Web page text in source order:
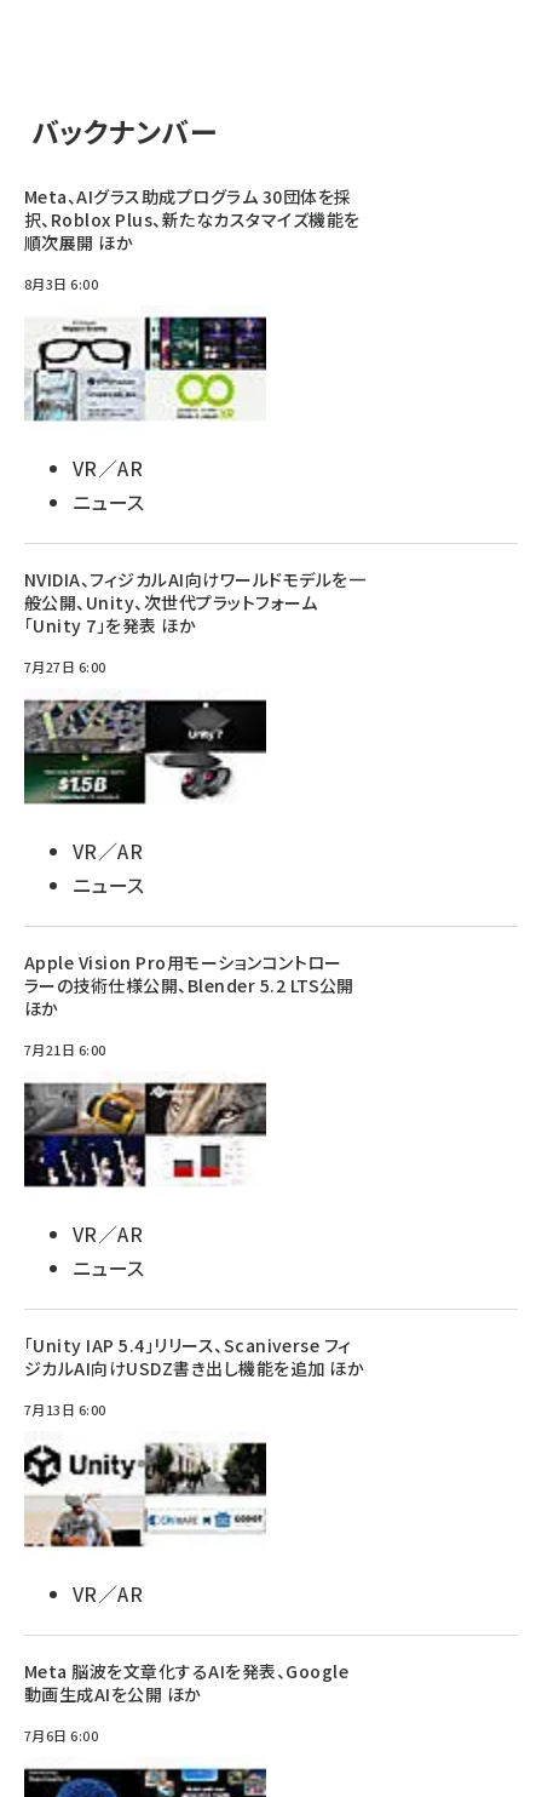
バックナンバー
Meta、AIグラス助成プログラム 30団体を採
択、Roblox Plus、新たなカスタマイズ機能を
順次展開 ほか
8月3日 6:00
VR／AR
ニュース
NVIDIA、フィジカルAI向けワールドモデルを一
般公開、Unity、次世代プラットフォーム
「Unity 7」を発表 ほか
7月27日 6:00
VR／AR
ニュース
Apple Vision Pro用モーションコントロー
ラーの技術仕様公開、Blender 5.2 LTS公開
ほか
7月21日 6:00
VR／AR
ニュース
「Unity IAP 5.4」リリース、Scaniverse フィ
ジカルAI向けUSDZ書き出し機能を追加 ほか
7月13日 6:00
VR／AR
Meta 脳波を文章化するAIを発表、Google
動画生成AIを公開 ほか
7月6日 6:00